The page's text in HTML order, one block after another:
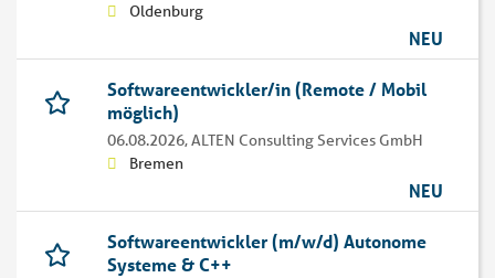
Oldenburg
NEU
Softwareentwickler/in (Remote / Mobil
möglich)
06.08.2026,ALTEN Consulting Services GmbH
Bremen
NEU
Softwareentwickler (m/w/d) Autonome
Systeme & C++